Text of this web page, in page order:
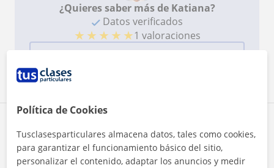
¿Quieres saber más de Katiana?
Datos verificados
★ ★ ★ ★ ★1 valoraciones
Zona de Katiana
Localidades a las que se desplaza para dar clase
Política de Cookies
Tusclasesparticulares almacena datos, tales como cookies,
para garantizar el funcionamiento básico del sitio,
personalizar el contenido, adaptar los anuncios y medir